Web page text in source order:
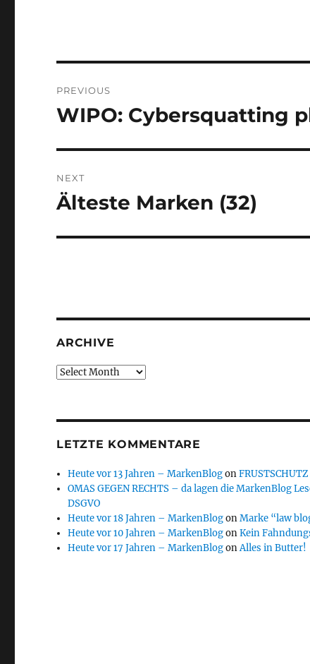
navigation
PREVIOUS
Previous
WIPO: Cybersquatting
NEXT
Next
Älteste Marken (32)
ARCHIVE
Archive
LETZTE KOMMENTARE
Heute vor 13 Jahren – MarkenBlogon
OMAS GEGEN RECHTS – da lagen die MarkenBlog
DSGVO
Heute vor 18 Jahren – MarkenBlogonMarke “law
Heute vor 10 Jahren – MarkenBlogonKein
Heute vor 17 Jahren – MarkenBlogonAlles in Butter!